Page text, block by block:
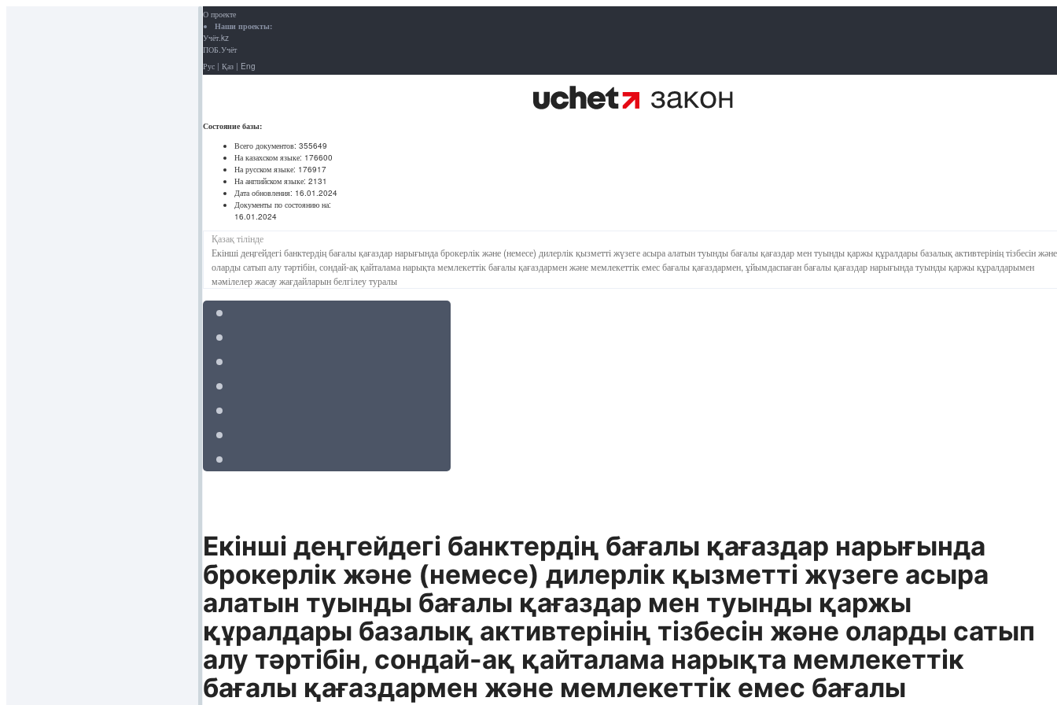
О проекте
Наши проекты:
Учёт.kz
ПОБ.Учёт
Рус | Қаз | Eng
Состояние базы:
Всего документов: 355649
На казахском языке: 176600
На русском языке: 176917
На английском языке: 2131
Дата обновления: 16.01.2024
Документы по состоянию на:
16.01.2024
Қазақ тілінде
Екінші деңгейдегі банктердің бағалы қағаздар нарығында брокерлік және (немесе) дилерлік қызметті жүзеге асыра алатын туынды бағалы қағаздар мен туынды қаржы құралдары базалық активтерінің тізбесін және
оларды сатып алу тәртібін, сондай-ақ қайталама нарықта мемлекеттік бағалы қағаздармен және мемлекеттік емес бағалы қағаздармен, ұйымдаспаған бағалы қағаздар нарығында туынды қаржы құралдарымен
мәмілелер жасау жағдайларын белгілеу туралы
Екінші деңгейдегі банктердің бағалы қағаздар нарығында
брокерлік және (немесе) дилерлік қызметті жүзеге асыра
алатын туынды бағалы қағаздар мен туынды қаржы
құралдары базалық активтерінің тізбесін және оларды сатып
алу тәртібін, сондай-ақ қайталама нарықта мемлекеттік
бағалы қағаздармен және мемлекеттік емес бағалы